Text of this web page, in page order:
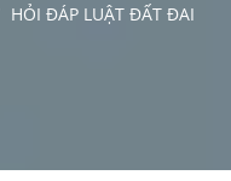
HỎI ĐÁP LUẬT ĐẤT ĐAI